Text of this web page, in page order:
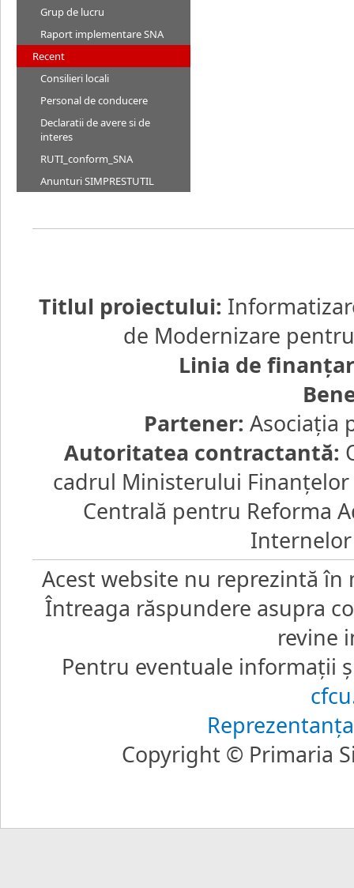
Grup de lucru
Raport implementare SNA
Recent
Consilieri locali
Personal de conducere
Declaratii de avere si de
interes
RUTI_conform_SNA
Anunturi SIMPRESTUTIL
Titlul proiectului:
de Modernizare
Linia de
Partener: Asociaţia
Autoritatea contractantă:
cadrul Ministerului
Centrală pentru Reforma
Acest website nu reprezintă
Întreaga răspundere asupra
revine
Pentru eventuale informaţii
Copyright © Primaria